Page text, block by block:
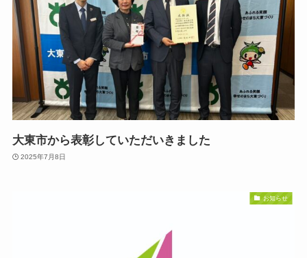
大東市から表彰していただいきました
2025年7月8日
お知らせ